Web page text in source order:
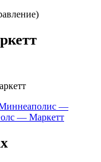
—
— Маркетт